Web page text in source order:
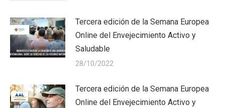
Tercera edición de la Semana Europea
Online del Envejecimiento Activo y
Saludable
28/10/2022
Tercera edición de la Semana Europea
Online del Envejecimiento Activo y